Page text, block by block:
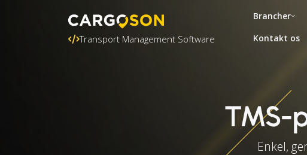
Transport Management Software
Brancher
Kontakt os
TMS-
Enkel,